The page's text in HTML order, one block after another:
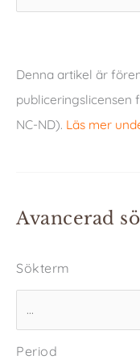
Denna artikel är
publiceringslicensen
NC-ND). Läs mer
Avancerad
Sökterm
Period